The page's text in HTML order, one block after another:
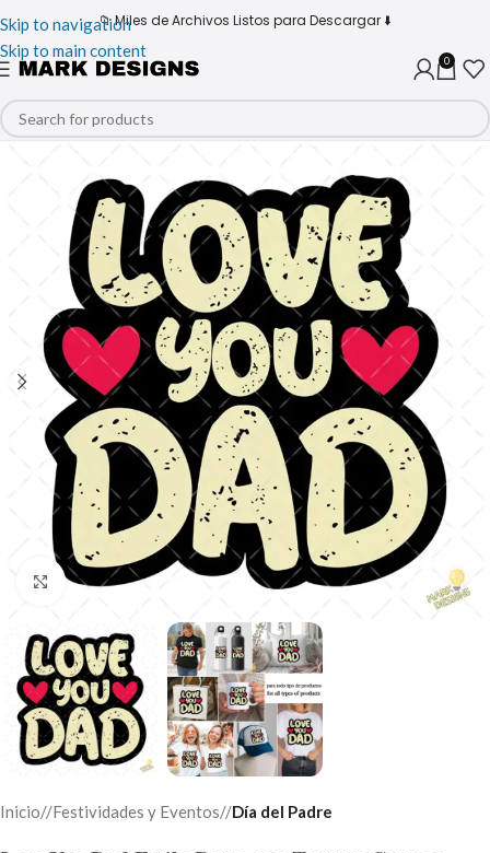
Skip to navigation
Skip to main content
📁 Miles de Archivos Listos para Descargar ⬇️
0
Click to enlarge
Inicio/ Festividades y Eventos/ Día del Padre